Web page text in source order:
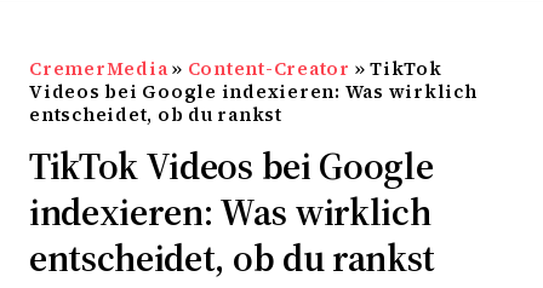
CremerMedia» Content-Creator »TikTok
Videos bei Google indexieren: Was wirklich
entscheidet, ob du rankst
TikTok Videos bei Google
indexieren: Was wirklich
entscheidet, ob du rankst